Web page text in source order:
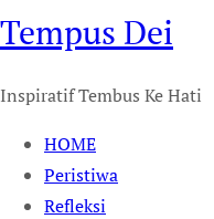
Tempus Dei
Inspiratif Tembus Ke Hati
HOME
Peristiwa
Refleksi